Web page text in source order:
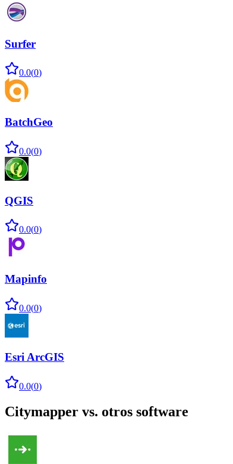
Surfer
0.0(0)
BatchGeo
0.0(0)
QGIS
0.0(0)
Mapinfo
0.0(0)
Esri ArcGIS
0.0(0)
Citymapper vs. otros software